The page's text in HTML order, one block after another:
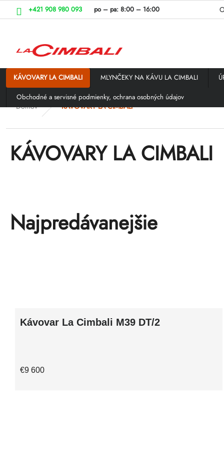
Prejsť
na
+421 908 980 093 po – pa:8:00 – 16:00
KÁVOVARY LA CIMBALI MLYNČEKY NA KÁVU LA CIMBALI
Obchodné a servisné podmienky, ochrana osobných údajov
Domov KÁVOVARY LA CIMBALI
KÁVOVARY LA CIMBALI
Najpredávanejšie
Kávovar La Cimbali M39 DT/2
€9 600